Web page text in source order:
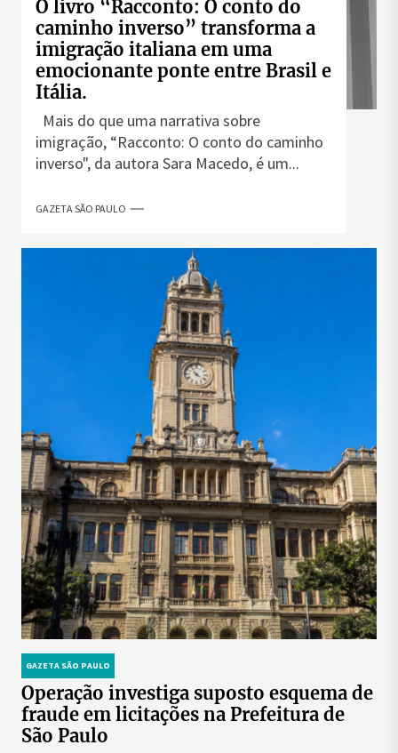
O livro “Racconto: O conto do
caminho inverso” transforma a
imigração italiana em uma
emocionante ponte entre Brasil e
Itália.
Mais do que uma narrativa sobre
imigração, “Racconto: O conto do caminho
inverso", da autora Sara Macedo, é um...
GAZETA SÃO PAULO
GAZETA SÃO PAULO
Operação investiga suposto esquema de
fraude em licitações na Prefeitura de
São Paulo